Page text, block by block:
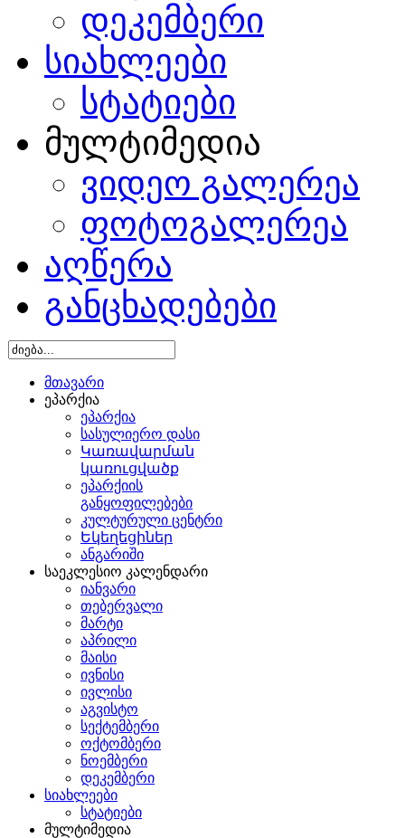
დეკემბერი
სიახლეები
სტატიები
მულტიმედია
ვიდეო გალერეა
ფოტოგალერეა
აღწერა
განცხადებები
მთავარი
ეპარქია
ეპარქია
სასულიერო დასი
Կառավարման
կառուցվածք
ეპარქიის
განყოფილებები
კულტურული ცენტრი
Եկեղեցիներ
ანგარიში
საეკლესიო კალენდარი
იანვარი
თებერვალი
მარტი
აპრილი
მაისი
ივნისი
ივლისი
აგვისტო
სექტემბერი
ოქტომბერი
ნოემბერი
დეკემბერი
სიახლეები
სტატიები
მულტიმედია